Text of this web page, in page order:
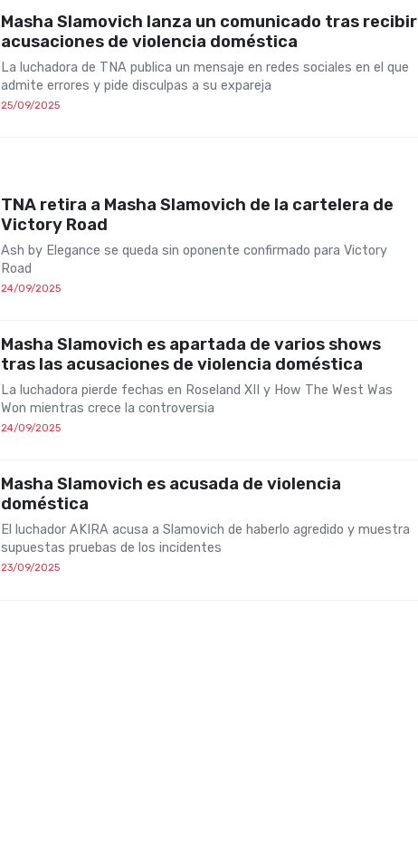
Masha Slamovich lanza un comunicado tras recibir
acusaciones de violencia doméstica
La luchadora de TNA publica un mensaje en redes sociales en el que
admite errores y pide disculpas a su expareja
25/09/2025
TNA retira a Masha Slamovich de la cartelera de
Victory Road
Ash by Elegance se queda sin oponente confirmado para Victory
Road
24/09/2025
Masha Slamovich es apartada de varios shows
tras las acusaciones de violencia doméstica
La luchadora pierde fechas en Roseland XII y How The West Was
Won mientras crece la controversia
24/09/2025
Masha Slamovich es acusada de violencia
doméstica
El luchador AKIRA acusa a Slamovich de haberlo agredido y muestra
supuestas pruebas de los incidentes
23/09/2025